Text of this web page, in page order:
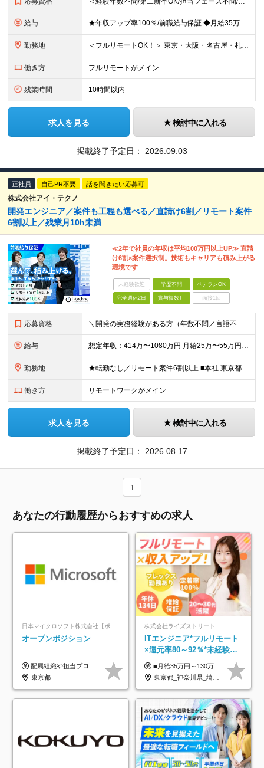
給与 ★年収アップ率100％/前職給与保証 ◆月給35万円～110万円＜入社時から年収200万円UP実現多数！還元率80％以上＞ ※上記は最低保証額。経験・年齢・能力などを考慮の上、優遇いたします。 ※上
勤務地 ＜フルリモートOK！＞ 東京・大阪・名古屋・札幌・福岡の本社・支社及び周辺のプロジェクト先（関東・関西・東海・北海道・福岡）での勤務となります。 ※勤務地はお選びいただけます ※希望されない転勤は発
働き方 フルリモートがメイン
残業時間 10時間以内
求人を見る 検討中に入れる
掲載終了予定日： 2026.09.03
正社員 自己PR不要 話を聞きたい応募可
株式会社アイ・テクノ
開発エンジニア／案件も工程も選べる／直請け6割／リモート案件
6割以上／残業月10h未満
≪2年で社員の年収は平均100万円以上UP≫ 直請
け6割×案件選択制。技術もキャリアも積み上がる
環境です
未経験歓迎 学歴不問 ベテランOK
完全週休2日 賞与複数月 面接1回
応募資格 ＼開発の実務経験がある方（年数不問／言語不問）／ ■学歴不問／第二新卒歓迎 《こんなモヤモヤ、ありませんか？》 □単価が上がっても、給料に反映されなかった □案件を選べず、やらされ感がある □同じ
給与 想定年収：414万〜1080万円 月給25万〜55万円 ＋ 賞与年2回 ＋ 諸手当 ※残業代は別途全額支給／※経験・スキルに応じ当社規定により決定 ＼直請け6割だから、還元できる／ 間に何社も入ら
勤務地 ★転勤なし／リモート案件6割以上 ■本社 東京都中央区日本橋堀留町1-5-7 YOUビル 7A ■勤務地 関東を中心としたお客様先 ※受託案件も多数ございます ※地方の方への引越サポート10万円支
働き方 リモートワークがメイン
求人を見る 検討中に入れる
掲載終了予定日： 2026.08.17
1
あなたの行動履歴からおすすめの求人
日本マイクロソフト株式会社【ポジションマッチ登録】
オープンポジション
配属組織や担当プロジェクトにより異なります。 ▼参考情報 ----------------------- 年俸650万～（1/12を月々支給） ※経験、能力を考慮の上、当社規定により優遇いたします。 ※時間外、休日出勤、深夜手当に対する賃金も基本年俸に含みます。
東京都
株式会社ライズストリート
ITエンジニア*フルリモート
×還元率80～92％*未経験歓
迎*年休134日*月給35万～*
定着率100%
■月給35万円～130万円＋賞与年2回＋各種手当 ※システムエンジニアの経験をお持ちの方は月給41万円以上＋賞与年2回（108万円～）＋手当 ■単価（年収）アップのチャンスは最大年12回 ※残業代は1分単位で100％全額支給。サービス残業などは一切ありません ※試用期間6ヵ月（試用期間中の待遇・給与に差はありません）
東京都_神奈川県_埼玉県_千葉県_大阪府_愛知県_北海道_青森県_岩手県_宮城県_秋田県_山形県_福島県_茨城県_栃木県_群馬県_新潟県_山梨県_長野県_富山県_石川県_福井県_静岡県_岐阜県_三重県_兵庫県_京都府_滋賀県_奈良県_和歌山県_広島県_岡山県_鳥取県_島根県_山口県_徳島県_香川県_愛媛県_高知県_福岡県_熊本県_佐賀県_長崎県_大分県_宮崎県_鹿児島県_沖縄県